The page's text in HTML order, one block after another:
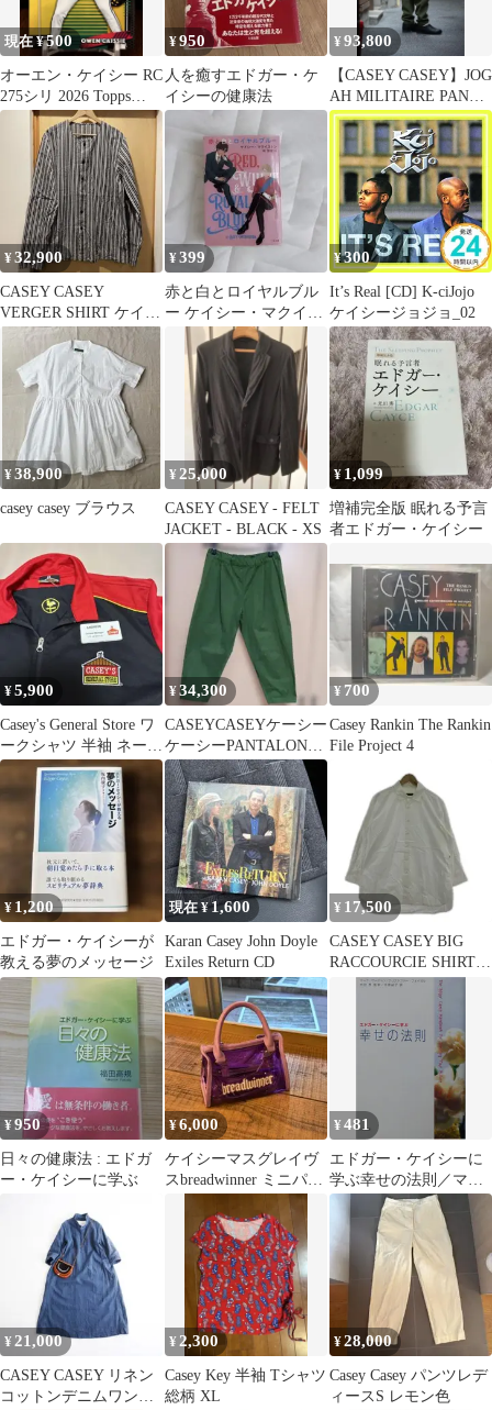
現在 ¥500
オーエン・ケイシー RC
275シリ 2026 Topps
Finest
¥950
人を癒すエドガー・ケ
イシーの健康法
¥93,800
【CASEY CASEY】JOG
AH MILITAIRE PANT
olive
¥32,900
CASEY CASEY
VERGER SHIRT ケイシ
ーケイシー XL
¥399
赤と白とロイヤルブル
ー ケイシー・マクイス
トン 二見文庫
¥300
It’s Real [CD] K-ciJojo
ケイシージョジョ_02
¥38,900
casey casey ブラウス
¥ 25,000
CASEY CASEY - FELT
JACKET - BLACK - XS
¥ 1,099
増補完全版 眠れる予言
者エドガー・ケイシー
¥5,900
Casey's General Store ワ
ークシャツ 半袖 ネーム
タグ付
¥34,300
CASEYCASEYケーシー
ケーシーPANTALON
VERGER パンツ
¥700
Casey Rankin The Rankin
File Project 4
¥ 1,200
エドガー・ケイシーが
教える夢のメッセージ
現在 ¥1,600
Karan Casey John Doyle
Exiles Return CD
¥ 17,500
CASEY CASEY BIG
RACCOURCIE SHIRT
¥950
日々の健康法 : エドガ
ー・ケイシーに学ぶ
¥6,000
ケイシーマスグレイヴ
スbreadwinner ミニパー
プルサッチェルバッグ
¥481
エドガー・ケイシーに
学ぶ幸せの法則／マー
ク サーストン、クリス
トファー フェイゼル
¥21,000
CASEY CASEY リネン
コットンデニムワンピ
¥ 2,300
Casey Key 半袖 Tシャツ
総柄 XL
¥28,000
Casey Casey パンツレデ
ィースS レモン色